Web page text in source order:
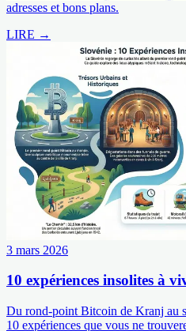
adresses et bons plans.
LIRE →
3 mars 2026
10 expériences insolites à
Du rond-point Bitcoin de Kranj au
10 expériences que vous ne